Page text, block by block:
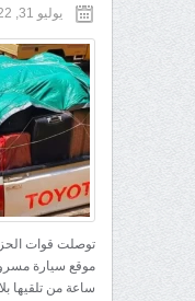
يوليو 31, 2022
توصلت قوات
موقع سيارة
ساعة من تلقيها